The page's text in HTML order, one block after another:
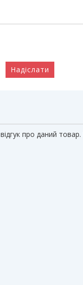
Надіслати
про даний